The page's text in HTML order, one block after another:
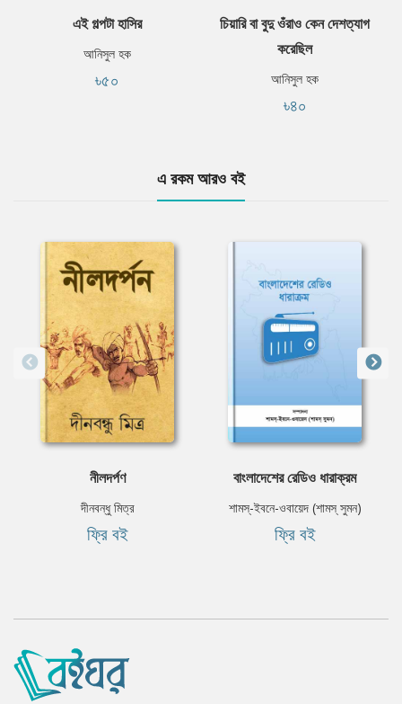
এই গল্পটা হাসির
আনিসুল হক
৳৫০
চিয়ারি বা বুদু ওঁরাও কেন দেশত্যাগ
করেছিল
আনিসুল হক
৳৪০
এ রকম আরও বই
নীলদর্পণ
দীনবন্ধু মিত্র
ফ্রি বই
বাংলাদেশের রেডিও ধারাক্রম
শামস্-ইবনে-ওবায়েদ (শামস্ সুমন)
ফ্রি বই